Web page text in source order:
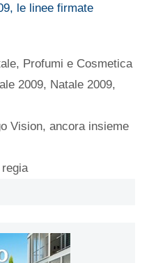
le linee firmate
, Profumi e Cosmetica
2009, Natale 2009,
Vision, ancora insieme